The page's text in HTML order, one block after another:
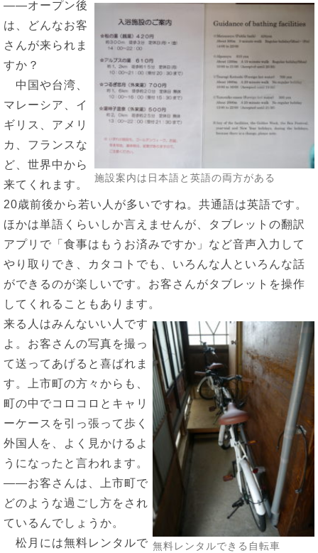
施設案内は日本語と英語の両方がある
――オープン後
は、どんなお客
さんが来られま
すか？
中国や台湾、
マレーシア、イ
ギリス、アメリ
カ、フランスな
ど、世界中から
来てくれます。
20歳前後から若い人が多いですね。共通語は英語です。
ほかは単語くらいしか言えませんが、タブレットの翻訳
アプリで「食事はもうお済みですか」など音声入力して
やり取りでき、カタコトでも、いろんな人といろんな話
ができるのが楽しいです。お客さんがタブレットを操作
してくれることもあります。
無料レンタルできる自転車
来る人はみんないい人です
よ。お客さんの写真を撮っ
て送ってあげると喜ばれま
す。上市町の方々からも、
町の中でコロコロとキャリ
ーケースを引っ張って歩く
外国人を、よく見かけるよ
うになったと言われます。
――お客さんは、上市町で
どのような過ごし方をされ
ているんでしょうか。
松月には無料レンタルで